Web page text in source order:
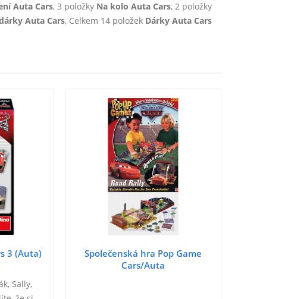
Auta Cars, 3 položky Na kolo Auta Cars, 2 položky
Auta Cars, Celkem 14 položek Dárky Auta Cars
3 (Auta)
Sally,
Společenská hra Pop Game
Cars/Auta